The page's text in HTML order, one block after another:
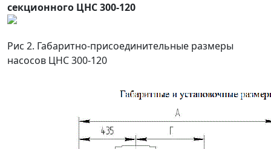
секционного ЦНС 300-120
Рис 2. Габаритно-присоединительные размеры
насосов ЦНС 300-120